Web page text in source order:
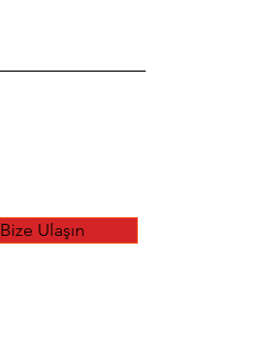
Bize Ulaşın